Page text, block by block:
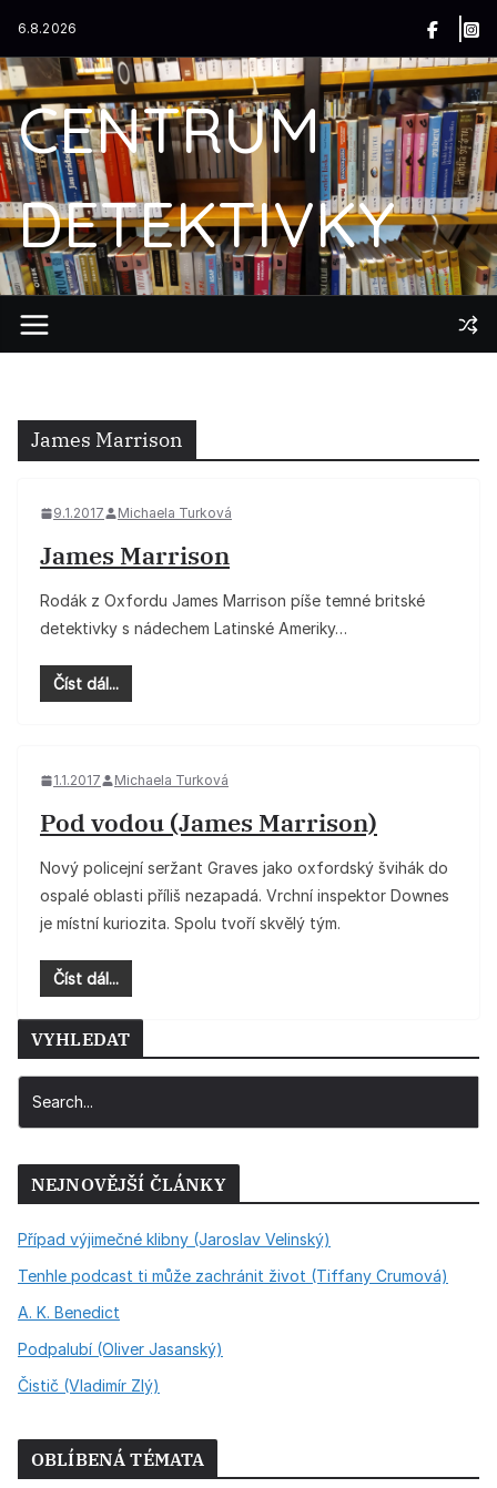
obsah
6.8.2026
CENTRUM
DETEKTIVKY
James Marrison
9.1.2017 Michaela Turková
James Marrison
Rodák z Oxfordu James Marrison píše temné britské
detektivky s nádechem Latinské Ameriky…
Číst dál...
1.1.2017 Michaela Turková
Pod vodou (James Marrison)
Nový policejní seržant Graves jako oxfordský švihák do
ospalé oblasti příliš nezapadá. Vrchní inspektor Downes
je místní kuriozita. Spolu tvoří skvělý tým.
Číst dál...
VYHLEDAT
NEJNOVĚJŠÍ ČLÁNKY
Případ výjimečné klibny (Jaroslav Velinský)
Tenhle podcast ti může zachránit život (Tiffany Crumová)
A. K. Benedict
Podpalubí (Oliver Jasanský)
Čistič (Vladimír Zlý)
OBLÍBENÁ TÉMATA